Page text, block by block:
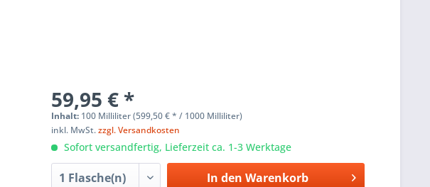
59,95 € *
Inhalt: 100 Milliliter (599,50 € * / 1000 Milliliter)
inkl. MwSt.zzgl. Versandkosten
Sofort versandfertig, Lieferzeit ca. 1-3 Werktage
In den Warenkorb